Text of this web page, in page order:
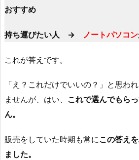
おすすめ
持ち運びたい人 → ノートパソコン
これが答えです。
「え？これだけでいいの？」と思わ
ませんが、はい、 これで選んでもら
ん。
販売をしていた時期も常にこの答え
ました。